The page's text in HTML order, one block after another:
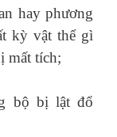
hay phương
kỳ vật thể gì
mất tích;
bộ bị lật đổ